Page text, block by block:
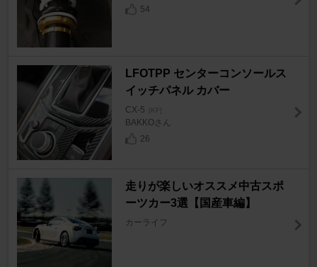
54
LFOTPP センターコンソールス
イッチパネル カバー
CX-5 [KF]
BAKKOさん
26
走りが楽しいオススメ中古スポ
ーツカー3選【国産車編】
カーライフ